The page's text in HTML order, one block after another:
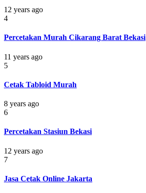
12 years ago
4
Percetakan Murah Cikarang Barat Bekasi
11 years ago
5
Cetak Tabloid Murah
8 years ago
6
Percetakan Stasiun Bekasi
12 years ago
7
Jasa Cetak Online Jakarta